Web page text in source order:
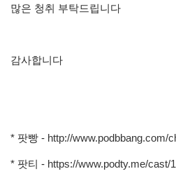
많은 청취 부탁드립니다
감사합니다
* 팟빵 - http://www.podbbang.com/
* 팟티 - https://www.podty.me/cast/